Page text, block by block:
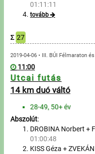
Útmutató
GY.I.K.
Időmérés
Beépülő modul
Rendező, szervező
Kapcsolat
01:11:11
tovább
Σ 27
2019-04-06 • III. BÚI Félmaraton
11:00
Utcai futás
14 km duó váltó
28-49, 50+ év
Abszolút:
DROBINA Norbert +
01:00:48
KISS Géza +